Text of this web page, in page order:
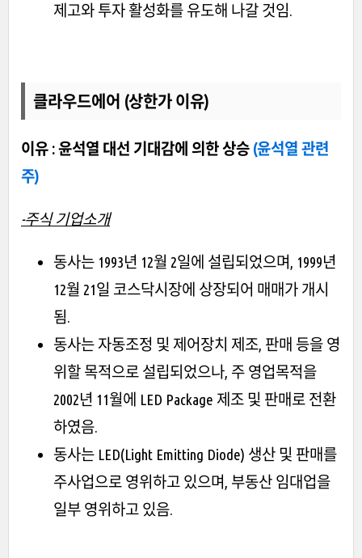
제고와 투자 활성화를 유도해 나갈 것임.
클라우드에어 (상한가 이유)
이유 : 윤석열 대선 기대감에 의한 상승 (윤석열 관련
주)
-주식 기업소개
동사는 1993년 12월 2일에 설립되었으며, 1999년
12월 21일 코스닥시장에 상장되어 매매가 개시
됨.
동사는 자동조정 및 제어장치 제조, 판매 등을 영
위할 목적으로 설립되었으나, 주 영업목적을
2002년 11월에 LED Package 제조 및 판매로 전환
하였음.
동사는 LED(Light Emitting Diode) 생산 및 판매를
주사업으로 영위하고 있으며, 부동산 임대업을
일부 영위하고 있음.